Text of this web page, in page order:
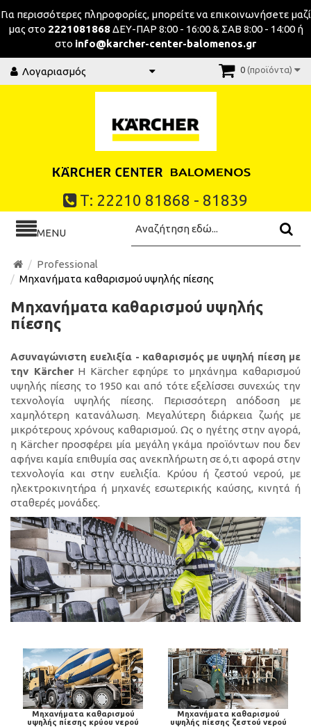
Για περισσότερες πληροφορίες, μπορείτε να επικοινωνήσeτε μαζί
μας στο 2221081868ΔΕΥ-ΠΑΡ 8:00 - 16:00 & ΣΑΒ 8:00 - 14:00 ή
στο info@karcher-center-balomenos.gr
Λογαριασμός 0 (προϊόντα)
Τ: 22210 81868 - 81839
MENU
Professional
Μηχανήματα καθαρισμού υψηλής πίεσης
Μηχανήματα καθαρισμού υψηλής
πίεσης
Ασυναγώνιστη ευελιξία - καθαρισμός με υψηλή πίεση με
την KärcherΗ Kärcher εφηύρε το μηχάνημα καθαρισμού
υψηλής πίεσης το 1950 και από τότε εξελίσσει συνεχώς την
τεχνολογία υψηλής πίεσης. Περισσότερη απόδοση με
χαμηλότερη κατανάλωση. Μεγαλύτερη διάρκεια ζωής με
μικρότερους χρόνους καθαρισμού. Ως ο ηγέτης στην αγορά,
η Kärcher προσφέρει μία μεγάλη γκάμα προϊόντων που δεν
αφήνει καμία επιθυμία σας ανεκπλήρωτη σε ό,τι αφορά στην
τεχνολογία και στην ευελιξία. Κρύου ή ζεστού νερού, με
ηλεκτροκινητήρα ή μηχανές εσωτερικής καύσης, κινητά ή
σταθερές μονάδες.
Μηχανήματα καθαρισμού
υψηλής πίεσης κρύου νερού
Μηχανήματα καθαρισμού
υψηλής πίεσης ζεστού νερού